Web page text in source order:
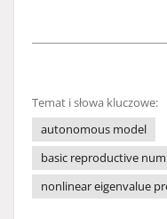
Temat i słowa kluczowe:
autonomous model
basic reproductive
nonlinear eigenvalue